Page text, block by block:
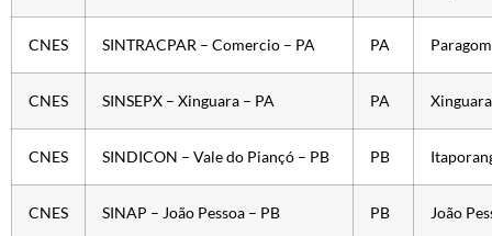
CNES SINTRACPAR – Comercio – PA PA
CNES SINSEPX – Xinguara – PA PA Xinguara
CNES SINDICON – Vale do Piançó – PB PB
CNES SINAP – João Pessoa – PB PB João